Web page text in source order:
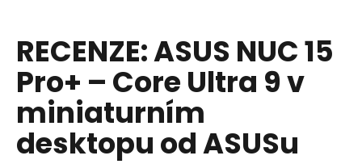
RECENZE: ASUS NUC 15
Pro+ – Core Ultra 9 v
miniaturním
desktopu od ASUSu